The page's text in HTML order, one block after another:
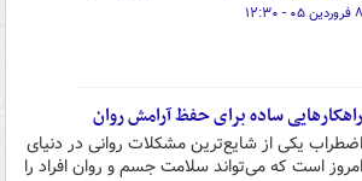
۸ فروردین ۰۵ - ۱۲:۳۰
راهکارهایی ساده برای حفظ آرامش روان
اضطراب یکی از شایع‌ترین مشکلات روانی در دنیای
امروز است که می‌تواند سلامت جسم و روان افراد را